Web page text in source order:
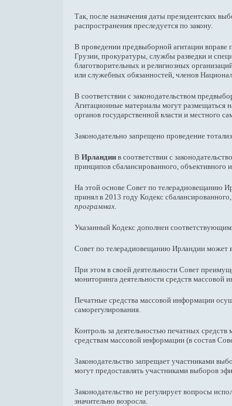
Так, после назначения даты президентских
распространения преследуется по закону.
В проведении предвыборной агитации
Грузии, прокуратуры, службы разведки и
благотворительных и религиозных
или служебных обязанностей, членов
В соответствии с законодательством
Агитационные материалы могут размещаться
органов государственной власти и местного
Законодательно запрещено проведение
В Ирландии в соответствии с
принципов сбалансированного, объективного
На этой основе Совет по телерадиовещанию
принял в 2013 году Кодекс
программах.
Указанный Кодекс дополнен
Совет по телерадиовещанию Ирландии может
При этом в своей деятельности Совет
мониторинга деятельности средств массовой
Печатные средства массовой информации
саморегулирования.
Контроль за деятельностью печатных
средствам массовой информации (в состав
Законодательство запрещает участниками
могут предоставлять участниками выборов
Законодательство не регулирует вопросы
значительно возросла.